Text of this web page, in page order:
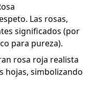
Las rosas,
significados (por
para pureza).
rosa roja realista
hojas, simbolizando